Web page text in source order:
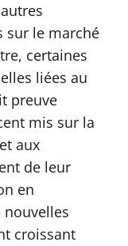
sur le marché
certaines
liées au
preuve
mis sur la
aux
de leur
en
croissant